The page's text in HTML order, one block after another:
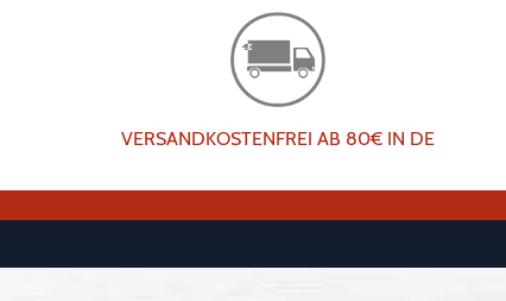
VERSANDKOSTENFREI AB 80€ IN DE